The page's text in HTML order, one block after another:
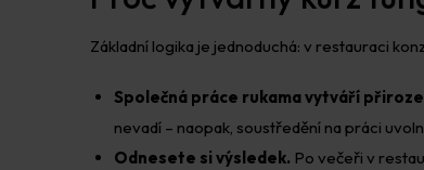
Základní logika je jednoduchá: v restauraci
Společná práce rukama vytváří
nevadí – naopak, soustředění na práci
Odnesete si výsledek. Po večeři v